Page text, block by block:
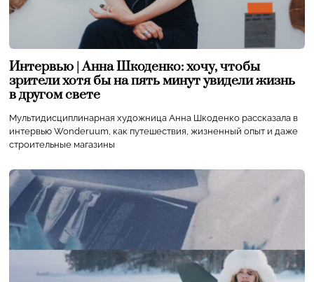
Интервью | Анна Шкоденко: хочу, чтобы
зрители хотя бы на пять минут увидели жизнь
в другом свете
Мультидисциплинарная художница Анна Шкоденко рассказала в
интервью Wonderuum, как путешествия, жизненный опыт и даже
строительные магазины